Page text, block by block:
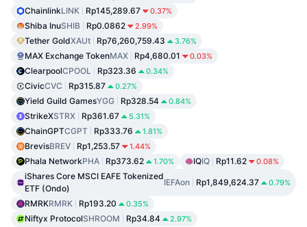
ChainlinkLINK Rp145,289.67 0.37%
Shiba InuSHIB Rp0.0862 2.99%
Tether GoldXAUt Rp76,260,759.43 3.76%
MAX Exchange TokenMAX Rp4,680.01 0.03%
ClearpoolCPOOL Rp323.36 0.34%
CivicCVC Rp315.87 0.27%
Yield Guild GamesYGG Rp328.54 0.84%
StrikeXSTRX Rp361.67 5.31%
ChainGPTCGPT Rp333.76 1.81%
BrevisBREV Rp1,253.57 1.44%
Phala NetworkPHA Rp373.62 1.70% IQIQ Rp11.62 0.08%
iShares Core MSCI EAFE Tokenized
ETF (Ondo)
IEFAon Rp1,849,624.37 0.79%
RMRKRMRK Rp193.20 0.35%
Niftyx ProtocolSHROOM Rp34.84 2.97%